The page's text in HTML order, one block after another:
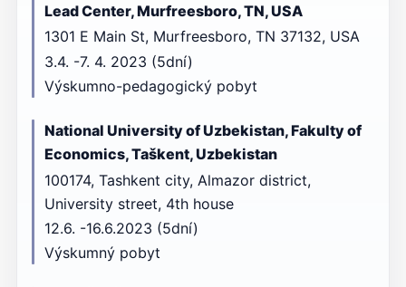
Lead Center, Murfreesboro, TN, USA
1301 E Main St, Murfreesboro, TN 37132, USA
3.4. -7. 4. 2023 (5dní)
Výskumno-pedagogický pobyt
National University of Uzbekistan, Fakulty of
Economics, Taškent, Uzbekistan
100174, Tashkent city, Almazor district,
University street, 4th house
12.6. -16.6.2023 (5dní)
Výskumný pobyt